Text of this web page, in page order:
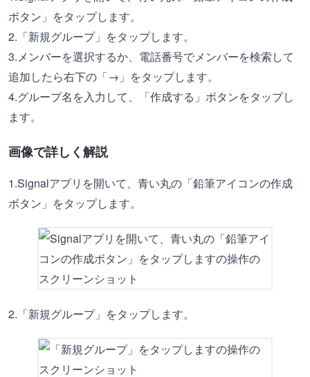
ボタン」をタップします。
2.「新規グループ」をタップします。
3.メンバーを選択するか、電話番号でメンバーを検索して
追加したら右下の「→」をタップします。
4.グループ名を入力して、「作成する」ボタンをタップし
ます。
画像で詳しく解説
1.Signalアプリを開いて、青い丸の「鉛筆アイコンの作成
ボタン」をタップします。
2.「新規グループ」をタップします。